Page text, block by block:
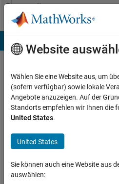
Weiter zum Inhalt
Community
Profile
Shivesh
Chandra
Tripathi
Last
seen:
Jahre
vor
Website
Wählen Sie eine Website aus, um
(sofern verfügbar) sowie lokale
Angebote anzuzeigen. Auf der
Standorts empfehlen wir Ihnen die
United States.
United States
Sie können auch eine Website aus
auswählen: